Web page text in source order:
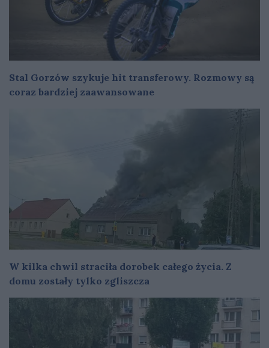
Stal Gorzów szykuje hit transferowy. Rozmowy są
coraz bardziej zaawansowane
W kilka chwil straciła dorobek całego życia. Z
domu zostały tylko zgliszcza